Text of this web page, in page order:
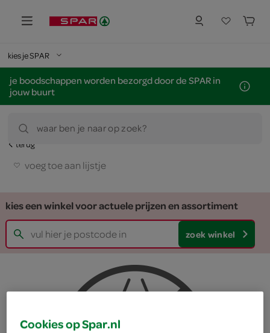
kies je SPAR
je boodschappen worden bezorgd door de SPAR in
jouw buurt
waar ben je naar op zoek?
terug
voeg toe aan lijstje
kies een winkel voor actuele prijzen en assortiment
zoek winkel
Cookies op Spar.nl